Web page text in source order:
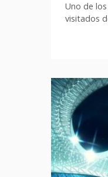
Uno de
visitados